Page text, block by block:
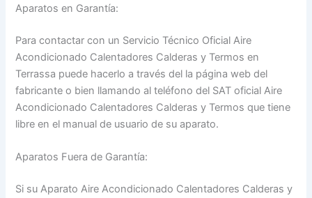
Aparatos en Garantía:
Para contactar con un Servicio Técnico Oficial Aire
Acondicionado Calentadores Calderas y Termos en
Terrassa puede hacerlo a través del la página web del
fabricante o bien llamando al teléfono del SAT oficial Aire
Acondicionado Calentadores Calderas y Termos que tiene
libre en el manual de usuario de su aparato.
Aparatos Fuera de Garantía:
Si su Aparato Aire Acondicionado Calentadores Calderas y